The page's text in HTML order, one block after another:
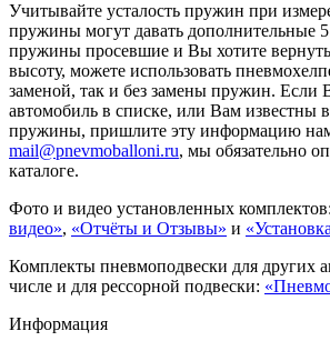
Учитывайте усталость пружин при
пружины могут давать дополнительные
пружины просевшие и Вы хотите
высоту, можете использовать
заменой, так и без замены пружин. Если
автомобиль в списке, или Вам известны
пружины, пришлите эту информацию
mail@pnevmoballoni.ru, мы обязательно
каталоге.
Фото и видео установленных комплектов:
видео», «Отчёты и Отзывы» и
Комплекты пневмоподвески для других
числе и для рессорной подвески:
Информация